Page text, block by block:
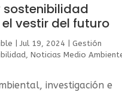
sostenibilidad
vestir del futuro
|Jul 19, 2024
Gestión
, Noticias Medio
investigación e